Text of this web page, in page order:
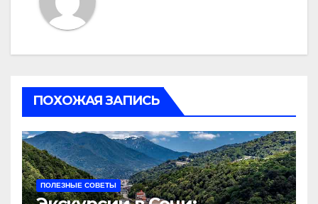
ПОХОЖАЯ ЗАПИСЬ
ПОЛЕЗНЫЕ СОВЕТЫ